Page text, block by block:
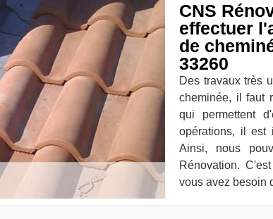
CNS
effectuer
de
33260
Des travaux très
cheminée, il faut
qui permettent
opérations, il est
Ainsi, nous
Rénovation.
vous avez besoin